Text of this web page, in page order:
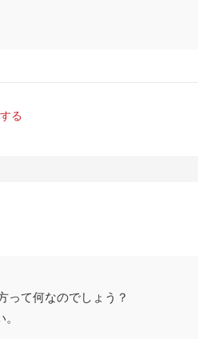
る
って何なのでしょう？